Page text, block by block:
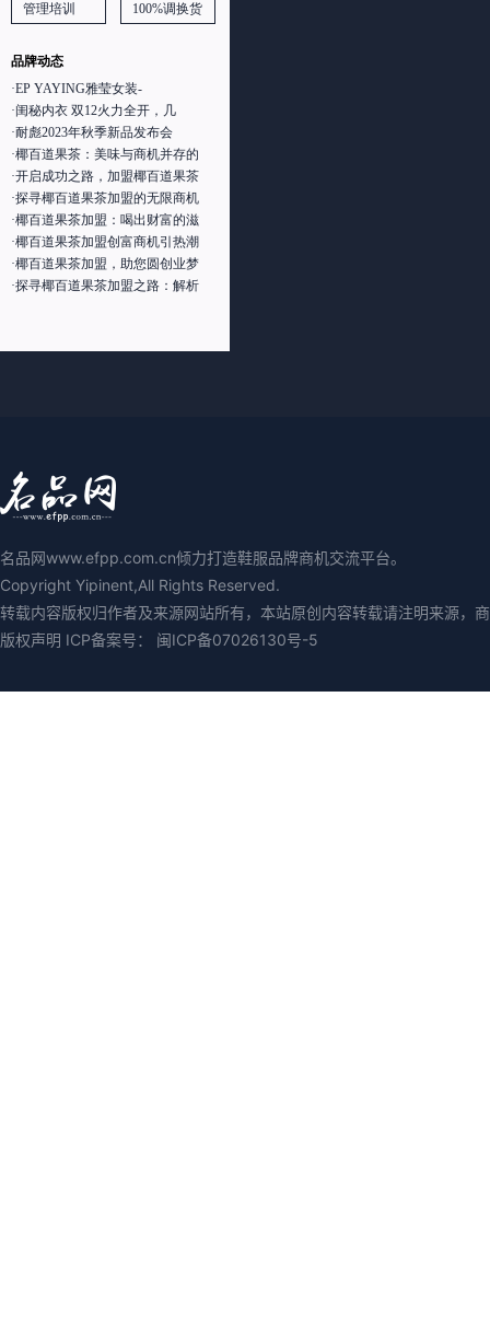
管理培训 100%调换货
品牌动态
·EP YAYING雅莹女装-
·闺秘内衣 双12火力全开，几
·耐彪2023年秋季新品发布会
·椰百道果茶：美味与商机并存的
·开启成功之路，加盟椰百道果茶
·探寻椰百道果茶加盟的无限商机
·椰百道果茶加盟：喝出财富的滋
·椰百道果茶加盟创富商机引热潮
·椰百道果茶加盟，助您圆创业梦
·探寻椰百道果茶加盟之路：解析
名品网www.efpp.com.cn倾力打造鞋服品牌商机交流平台。
Copyright Yipinent,All Rights Reserved.
转载内容版权归作者及来源网站所有，本站原创内容转载请注明来源，
版权声明 ICP备案号： 闽ICP备07026130号-5